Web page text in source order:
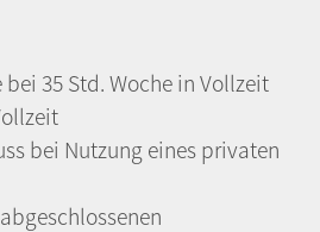
bei 35 Std. Woche in Vollzeit
bei Nutzung eines privaten